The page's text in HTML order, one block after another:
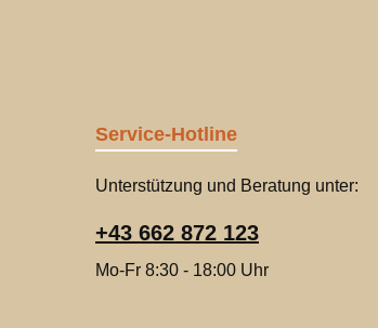
Service-Hotline
Unterstützung und Beratung unter:
+43 662 872 123
Mo-Fr 8:30 - 18:00 Uhr